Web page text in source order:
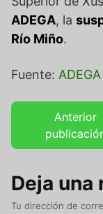
ADEGA, la
Río Miño.
Fuente:
Anterior
Deja una
Tu dirección de